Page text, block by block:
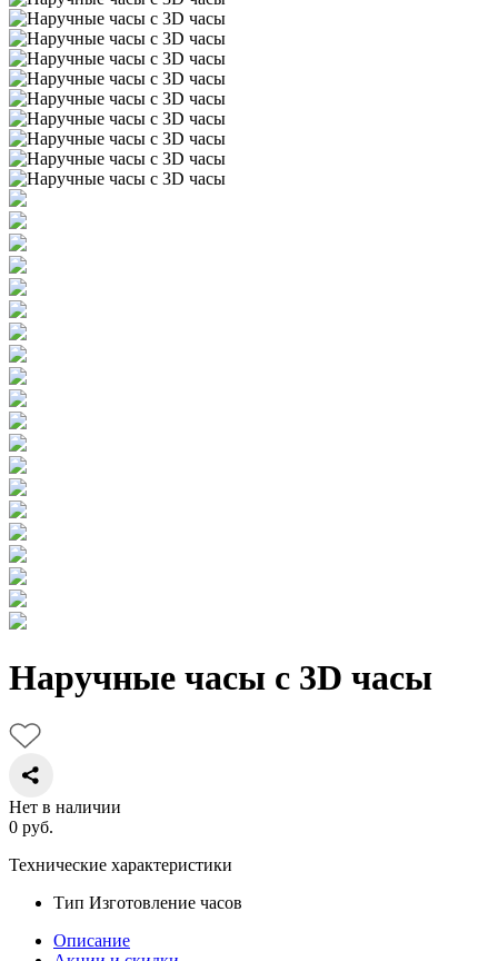
Наручные часы с 3D часы
Нет в наличии
0 руб.
Технические характеристики
Тип Изготовление часов
Описание